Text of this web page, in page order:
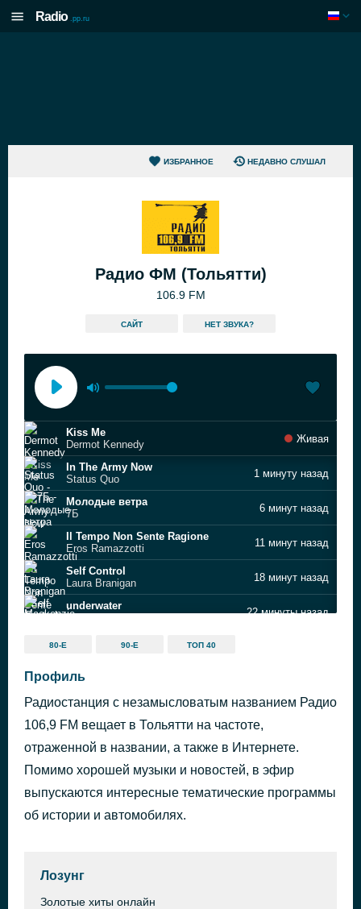
Radio .pp.ru
ИЗБРАННОЕ НЕДАВНО СЛУШАЛ
Радио ФМ (Тольятти)
106.9 FM
САЙТ HЕТ ЗВУКА?
Kiss Me
Dermot Kennedy
Живая
In The Army Now
Status Quo
1 минуту назад
Молодые ветра
7Б
6 минут назад
Il Tempo Non Sente Ragione
Eros Ramazzotti
11 минут назад
Self Control
Laura Branigan
18 минут назад
underwater
22 минуты назад
Bye Bye Bye
Bonjour, Pardon, Merci
Celine Dion
Does Anyone Know
42 минуты назад
80-Е 90-Е ТОП 40
Профиль
Радиостанция с незамысловатым названием Радио
106,9 FM вещает в Тольятти на частоте,
отраженной в названии, а также в Интернете.
Помимо хорошей музыки и новостей, в эфир
выпускаются интересные тематические программы
об истории и автомобилях.
Лозунг
Золотые хиты онлайн